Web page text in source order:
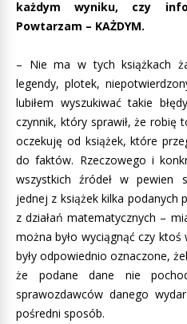
każdym wyniku, czy
Powtarzam – KAŻDYM.
– Nie ma w tych książkach
legendy, plotek,
lubiłem wyszukiwać takie
czynnik, który sprawił, że robię
oczekuję od książek, które
do faktów. Rzeczowego i
wszystkich źródeł w pewien
jednej z książek kilka podanych
z działań matematycznych –
można było wyciągnąć czy ktoś
były odpowiednio oznaczone,
że podane dane nie
sprawozdawców danego
pośredni sposób.